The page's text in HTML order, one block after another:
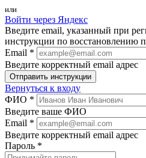
или
Войти через Яндекс
Введите email, указанный при
инструкции по восстановлению
Email *
Введите корректный email адрес
Отправить инструкции
Вернуться к входу
ФИО *
Введите ваше ФИО
Email *
Введите корректный email адрес
Пароль *